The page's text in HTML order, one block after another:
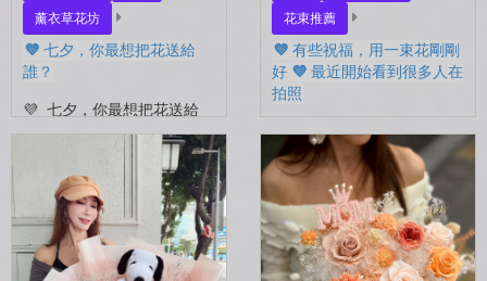
薰衣草花坊
💜 七夕，你最想把花送給
誰？
💜 七夕，你最想把花送給
誰？ 是陪你走過每一天的
另一半，是一直默默支持你
的家人，還是那個努力生活
的自己？ 花，不一定要等
到特別的人才能收到。...
花束推薦
💜 有些祝福，用一束花剛剛
好 💜 最近開始看到很多人在
拍照
💜 有些祝福，用一束花剛剛
好 💜 最近開始看到很多人
在拍照📷 穿著學士服、抱著
花束，笑著紀錄這段重要的
時光🤍 一路走到現在，一
定有很多不容易。 熬過考
試...